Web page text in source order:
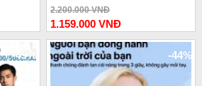
2.200.000 VNĐ
1.159.000 VNĐ
-49% -44%